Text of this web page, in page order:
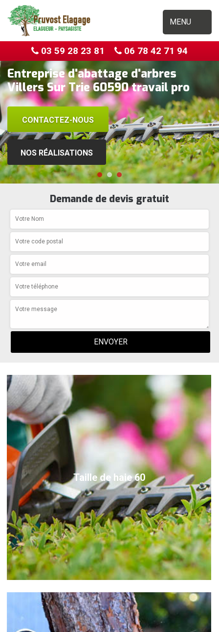
MENU
03 59 28 23 81 06 78 42 71 94
Entreprise d'abattage d'arbres
Villers Sur Trie 60590 travail pro
CONTACTEZ-NOUS
NOS RÉALISATIONS
Demande de devis gratuit
Taille de haie 60